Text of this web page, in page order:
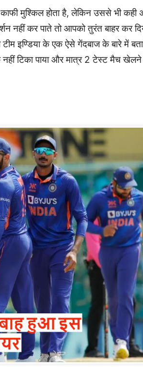
काफी मुश्किल होता है, लेकिन उससे भी कही
नहीं कर पाते तो आपको तुरंत बाहर कर
इण्डिया के एक ऐसे गेंदबाज के बारे में
टिका पाया और मात्र 2 टेस्ट मैच